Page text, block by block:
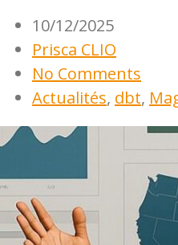
10/12/2025
Prisca CLIO
No Comments
Actualités, dbt,